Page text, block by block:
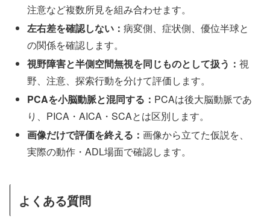
注意など複数所見を組み合わせます。
左右差を確認しない：病変側、症状側、優位半球と
の関係を確認します。
視野障害と半側空間無視を同じものとして扱う：視
野、注意、探索行動を分けて評価します。
PCAを小脳動脈と混同する： PCAは後大脳動脈であ
り、PICA・AICA・SCAとは区別します。
画像だけで評価を終える：画像から立てた仮説を、
実際の動作・ADL場面で確認します。
よくある質問